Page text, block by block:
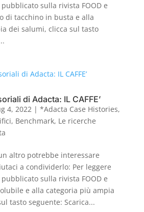
sulla rivista FOOD e
di tacchino in busta e alla
dei salumi, clicca sul tasto
di Adacta: IL CAFFE’
4, 2022| *Adacta Case Histories,
, Benchmark, Le ricerche
altro potrebbe interessare
a condividerlo: Per leggere
sulla rivista FOOD e
e alla categoria più ampia
tasto seguente: Scarica...